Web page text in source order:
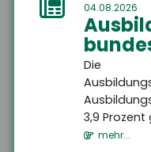
04.08.2026
Die
3,9 Prozent
mehr...
Wir sind